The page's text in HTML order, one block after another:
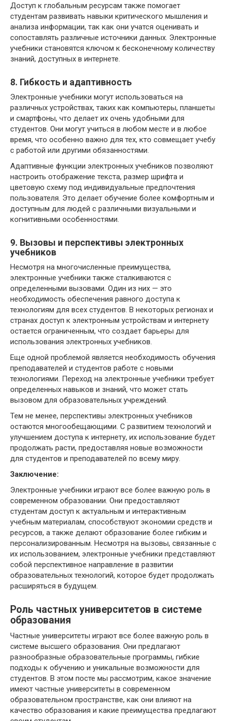
Доступ к глобальным ресурсам также помогает
студентам развивать навыки критического мышления и
анализа информации, так как они учатся оценивать и
сопоставлять различные источники данных. Электронные
учебники становятся ключом к бесконечному количеству
знаний, доступных в интернете.
8. Гибкость и адаптивность
Электронные учебники могут использоваться на
различных устройствах, таких как компьютеры, планшеты
и смартфоны, что делает их очень удобными для
студентов. Они могут учиться в любом месте и в любое
время, что особенно важно для тех, кто совмещает учебу
с работой или другими обязанностями.
Адаптивные функции электронных учебников позволяют
настроить отображение текста, размер шрифта и
цветовую схему под индивидуальные предпочтения
пользователя. Это делает обучение более комфортным и
доступным для людей с различными визуальными и
когнитивными особенностями.
9. Вызовы и перспективы электронных
учебников
Несмотря на многочисленные преимущества,
электронные учебники также сталкиваются с
определенными вызовами. Один из них — это
необходимость обеспечения равного доступа к
технологиям для всех студентов. В некоторых регионах и
странах доступ к электронным устройствам и интернету
остается ограниченным, что создает барьеры для
использования электронных учебников.
Еще одной проблемой является необходимость обучения
преподавателей и студентов работе с новыми
технологиями. Переход на электронные учебники требует
определенных навыков и знаний, что может стать
вызовом для образовательных учреждений.
Тем не менее, перспективы электронных учебников
остаются многообещающими. С развитием технологий и
улучшением доступа к интернету, их использование будет
продолжать расти, предоставляя новые возможности
для студентов и преподавателей по всему миру.
Заключение:
Электронные учебники играют все более важную роль в
современном образовании. Они предоставляют
студентам доступ к актуальным и интерактивным
учебным материалам, способствуют экономии средств и
ресурсов, а также делают образование более гибким и
персонализированным. Несмотря на вызовы, связанные с
их использованием, электронные учебники представляют
собой перспективное направление в развитии
образовательных технологий, которое будет продолжать
расширяться в будущем.
Роль частных университетов в системе
образования
Частные университеты играют все более важную роль в
системе высшего образования. Они предлагают
разнообразные образовательные программы, гибкие
подходы к обучению и уникальные возможности для
студентов. В этом посте мы рассмотрим, какое значение
имеют частные университеты в современном
образовательном пространстве, как они влияют на
качество образования и какие преимущества предлагают